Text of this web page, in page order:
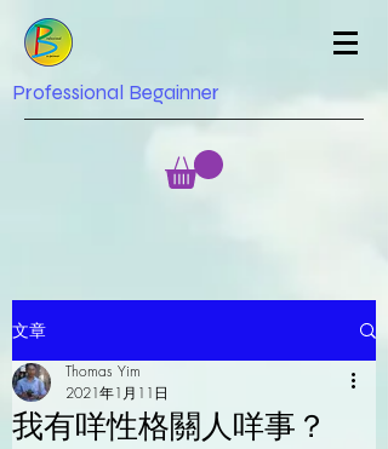
Professional Begainner
文章
我有咩性格關人咩事？
Thomas Yim
2021年1月11日